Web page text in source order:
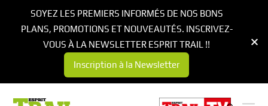
SOYEZ LES PREMIERS INFORMÉS DE NOS BONS
PLANS, PROMOTIONS ET NOUVEAUTÉS. INSCRIVEZ-
VOUS À LA NEWSLETTER ESPRIT TRAIL !!
Inscription à la Newsletter